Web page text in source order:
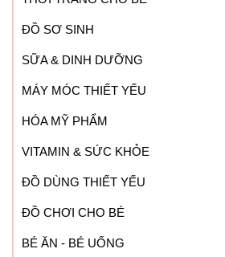
ĐỒ SƠ SINH
SỮA & DINH DƯỠNG
MÁY MÓC THIẾT YẾU
HÓA MỸ PHẨM
VITAMIN & SỨC KHỎE
ĐỒ DÙNG THIẾT YẾU
ĐỒ CHƠI CHO BÉ
BÉ ĂN - BÉ UỐNG